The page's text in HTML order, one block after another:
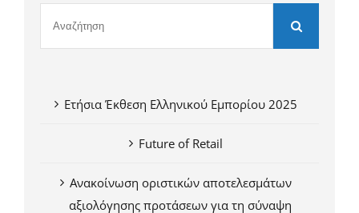
Ετήσια Έκθεση Ελληνικού Εμπορίου 2025
Future of Retail
Ανακοίνωση οριστικών αποτελεσμάτων
αξιολόγησης προτάσεων για τη σύναψη